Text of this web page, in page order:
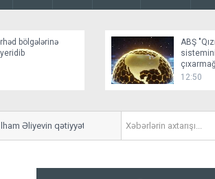
bölgələrinə
ABŞ
12:50
Əliyevin qətiyyət və siyasi iradəsinin təcəssümüdür”